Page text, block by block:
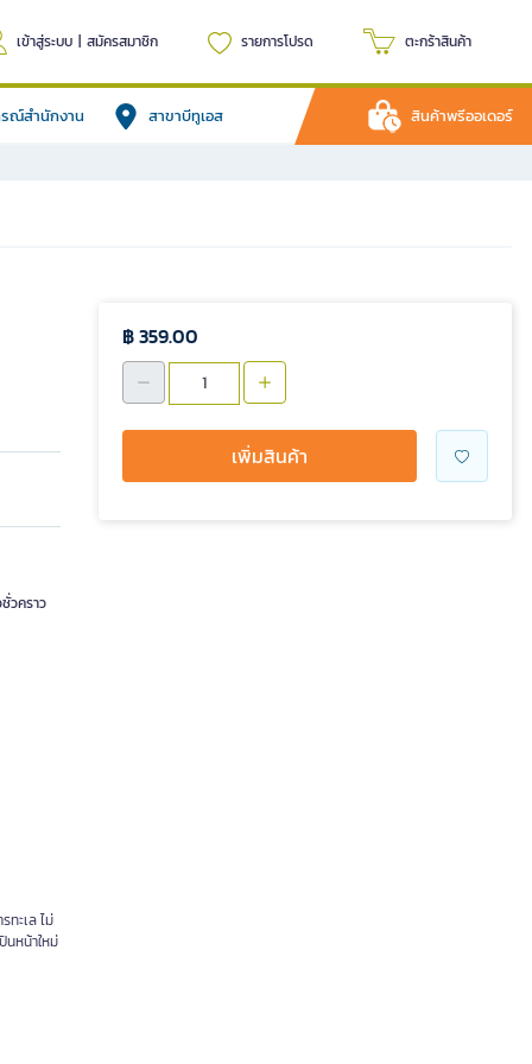
เข้าสู่ระบบ | สมัครสมาชิก รายการโปรด ตะกร้าสินค้า
รณ์สำนักงาน สาขาบีทูเอส สินค้าพรีออเดอร์
วคราว
ทะเล ไม่
นหน้าใหม่
฿ 359.00
เพิ่มสินค้า